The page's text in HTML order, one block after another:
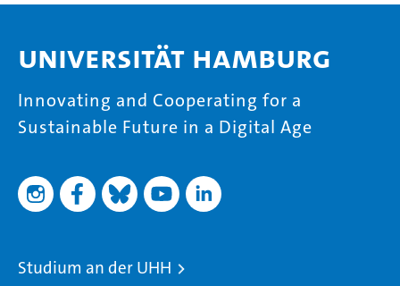
Universität Hamburg
Innovating and Cooperating for a
Sustainable Future in a Digital Age
Studium an der UHH